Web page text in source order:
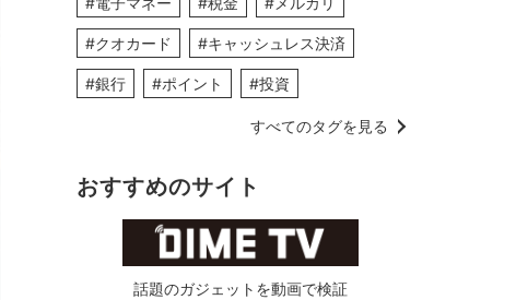
#クオカード #キャッシュレス決済
#銀行 #ポイント #投資
すべてのタグを見る
おすすめのサイト
話題のガジェットを動画で検証